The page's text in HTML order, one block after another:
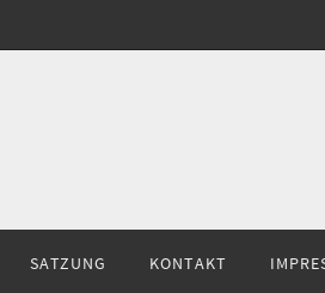
SATZUNG KONTAKT